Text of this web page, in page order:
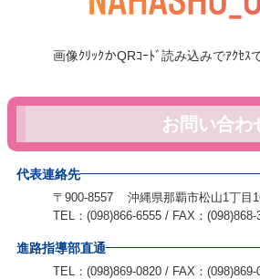
画像ｸﾘｯｸかQRｺｰﾄﾞ読み込みでｱｸｾｽ
お問い合わ
代表連絡先
〒900-8557 沖縄県那覇市松山1丁目
TEL：(098)866-6555 / FAX：(098)868-
進路指導部直通
TEL：(098)869-0820 / FAX：(098)869-